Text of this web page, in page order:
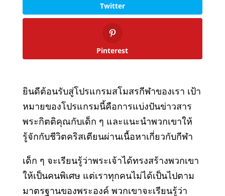
Twitter
Pinterest
ยินดีต้อนรับสู่โปรแกรมสโมสรกีฬาของเรา เป้า
หมายของโปรแกรมนี้คือการแบ่งปันข่าวสาร
พระกิตติคุณกับเด็ก ๆ และแนะนําพวกเขาให้
รู้จักกับชีวิตคริสเตียนผ่านเนื้อหาเกี่ยวกับกีฬา
เด็ก ๆ จะเรียนรู้ว่าพระเจ้าได้ทรงสร้างพวกเขา
ให้เป็นคนพิเศษ แต่เราทุกคนไม่ได้เป็นไปตาม
มาตรฐานของพระองค์ พวกเขาจะเรียนรู้ว่า